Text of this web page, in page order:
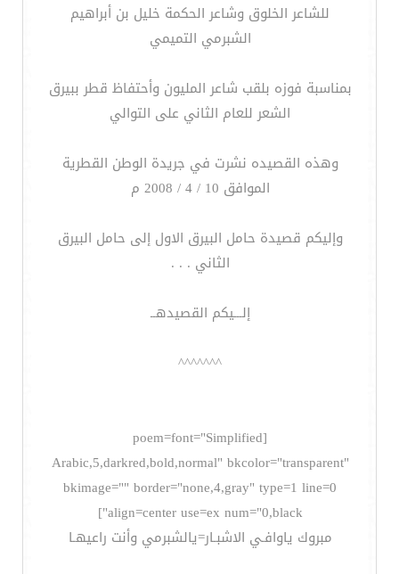
للشاعر الخلوق وشاعر الحكمة خليل بن أبراهيم
الشبرمي التميمي
بمناسبة فوزه بلقب شاعر المليون وأحتفاظ قطر ببيرق
الشعر للعام الثاني على التوالي
وهذه القصيده نشرت في جريدة الوطن القطرية
الموافق 10 / 4 / 2008 م
وإليكم قصيدة حامل البيرق الاول إلى حامل البيرق
الثاني . . .
إلـــيكم القصيدهــ
^^^^^^^
[poem=font="Simplified
Arabic,5,darkred,bold,normal" bkcolor="transparent"
bkimage="" border="none,4,gray" type=1 line=0
align=center use=ex num="0,black"]
مبروك ياوافـي الاشبـار=يالشبرمي وأنت راعيهـا